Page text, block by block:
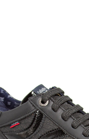
Тапочки
Туфли